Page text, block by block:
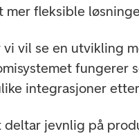
mer fleksible
vil se en utvikling
fungerer
integrasjoner
deltar jevnlig på